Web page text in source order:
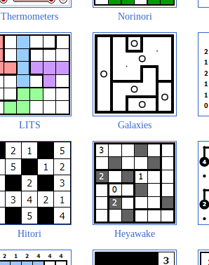
Thermometers Norinori
LITS Galaxies
Hitori Heyawake